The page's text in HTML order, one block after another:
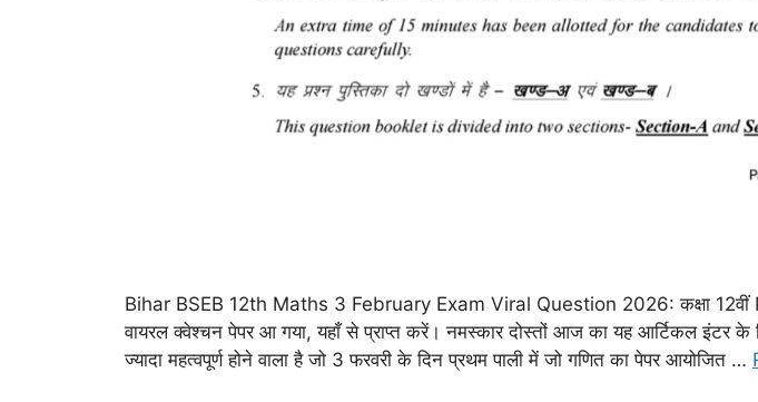
Bihar BSEB 12th Maths 3 February Exam Viral Question 2026: कक्षा 12वीं
वायरल क्वेश्चन पेपर आ गया, यहाँ से प्राप्त करें। नमस्कार दोस्तों आज का यह आर्टिकल इंटर के
ज्यादा महत्वपूर्ण होने वाला है जो 3 फरवरी के दिन प्रथम पाली में जो गणित का पेपर आयोजित …